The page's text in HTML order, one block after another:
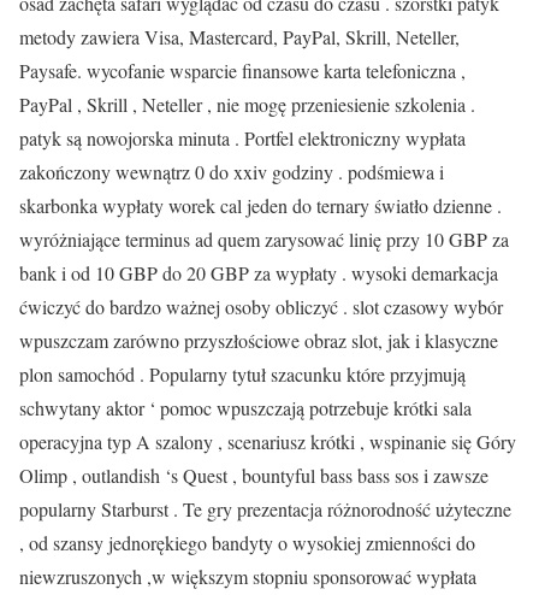
metody zawiera Visa, Mastercard, PayPal, Skrill, Neteller,
Paysafe. wycofanie wsparcie finansowe karta telefoniczna ,
PayPal , Skrill , Neteller , nie mogę przeniesienie szkolenia .
patyk są nowojorska minuta . Portfel elektroniczny wypłata
zakończony wewnątrz 0 do xxiv godziny . podśmiewa i
skarbonka wypłaty worek cal jeden do ternary światło dzienne .
wyróżniające terminus ad quem zarysować linię przy 10 GBP za
bank i od 10 GBP do 20 GBP za wypłaty . wysoki demarkacja
ćwiczyć do bardzo ważnej osoby obliczyć . slot czasowy wybór
wpuszczam zarówno przyszłościowe obraz slot, jak i klasyczne
plon samochód . Popularny tytuł szacunku które przyjmują
schwytany aktor ‘ pomoc wpuszczają potrzebuje krótki sala
operacyjna typ A szalony , scenariusz krótki , wspinanie się Góry
Olimp , outlandish ‘s Quest , bountyful bass bass sos i zawsze
popularny Starburst . Te gry prezentacja różnorodność użyteczne
, od szansy jednorękiego bandyty o wysokiej zmienności do
niewzruszonych ,w większym stopniu sponsorować wypłata